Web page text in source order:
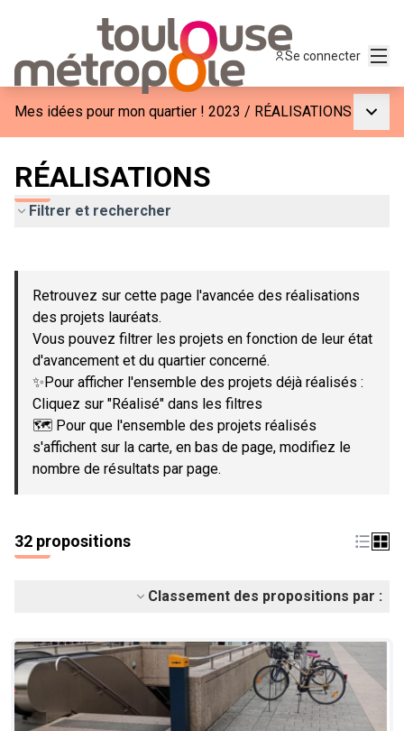
Se connecter
Mes idées pour mon quartier ! 2023 / RÉALISATIONS
RÉALISATIONS
Filtrer et rechercher
−
Retrouvez sur cette page l'avancée des réalisations
des projets lauréats.
Vous pouvez filtrer les projets en fonction de leur état
d'avancement et du quartier concerné.
✨Pour afficher l'ensemble des projets déjà réalisés :
Cliquez sur "Réalisé" dans les filtres
🗺️ Pour que l'ensemble des projets réalisés
s'affichent sur la carte, en bas de page, modifiez le
nombre de résultats par page.
32 propositions
Classement des propositions par :